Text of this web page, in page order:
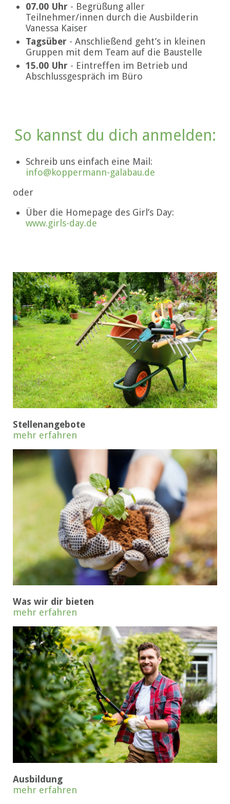
07.00 Uhr - Begrüßung aller
Teilnehmer/innen durch die Ausbilderin
Vanessa Kaiser
Tagsüber - Anschließend geht’s in kleinen
Gruppen mit dem Team auf die Baustelle
15.00 Uhr - Eintreffen im Betrieb und
Abschlussgespräch im Büro
So kannst du dich anmelden:
Schreib uns einfach eine Mail:
info@koppermann-galabau.de
oder
Über die Homepage des Girl’s Day:
www.girls-day.de
Stellenangebote
mehr erfahren
Was wir dir bieten
mehr erfahren
Ausbildung
mehr erfahren